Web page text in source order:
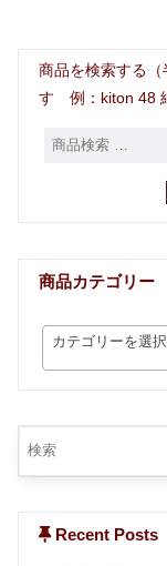
商品を検索する
す 例：kiton 48
商品カテゴリー
カテゴリーを選択
Recent Posts